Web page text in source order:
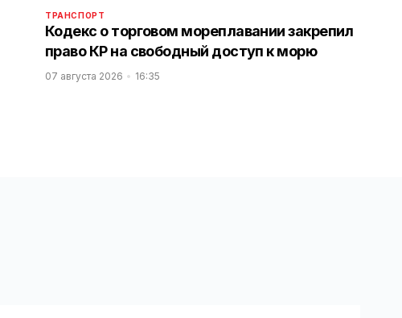
ТРАНСПОРТ
Кодекс о торговом мореплавании закрепил
право КР на свободный доступ к морю
07 августа 2026 16:35